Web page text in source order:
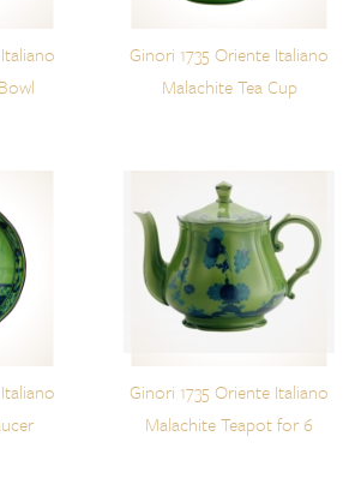
Ginori 1735 Oriente Italiano
Malachite Tea Cup
Ginori 1735 Oriente Italiano
Malachite Teapot for 6